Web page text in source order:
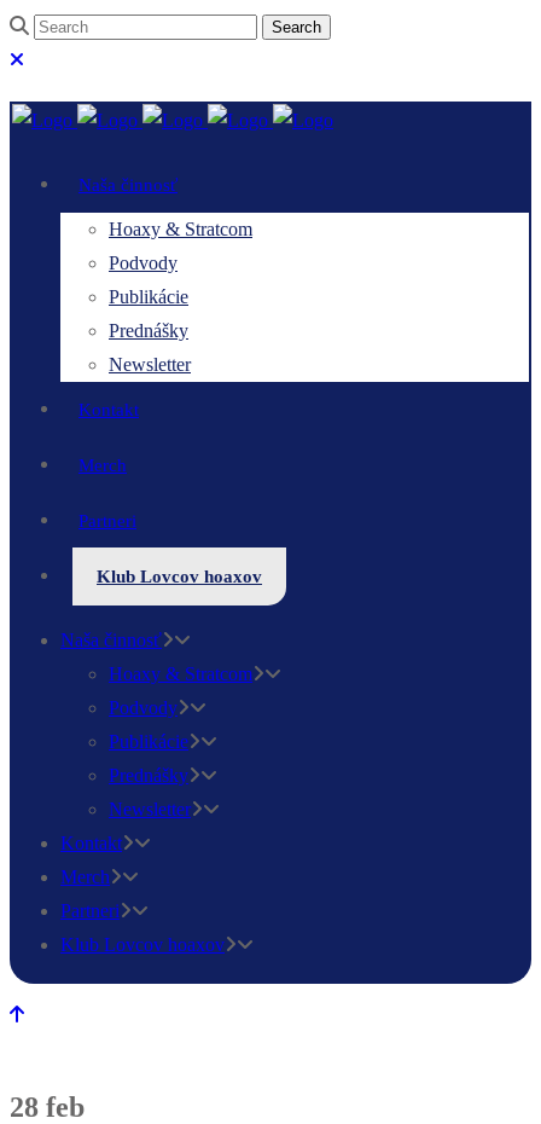
Naša činnosť
Hoaxy & Stratcom
Podvody
Publikácie
Prednášky
Newsletter
Kontakt
Merch
Partneri
Klub Lovcov hoaxov
Naša činnosť
Hoaxy & Stratcom
Podvody
Publikácie
Prednášky
Newsletter
Kontakt
Merch
Partneri
Klub Lovcov hoaxov
28 feb